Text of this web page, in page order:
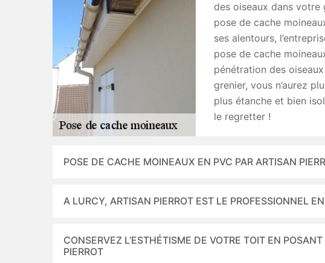
des oiseaux dans votre
pose de cache
ses alentours,
pose de cache
pénétration des
grenier, vous n’aurez
plus étanche et bien
le regretter !
POSE DE CACHE MOINEAUX EN PVC PAR ARTISAN
A LURCY, ARTISAN PIERROT EST LE PROFESSIONNEL
CONSERVEZ L’ESTHÉTISME DE VOTRE TOIT EN
PIERROT